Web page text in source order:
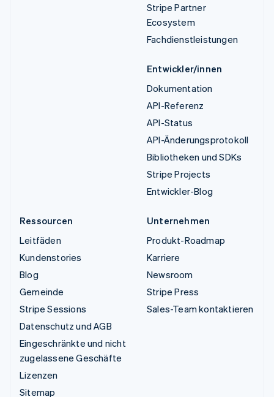
Stripe Partner
Ecosystem
Fachdienstleistungen
Entwickler/innen
Dokumentation
API-Referenz
API-Status
API-Änderungsprotokoll
Bibliotheken und SDKs
Stripe Projects
Entwickler-Blog
Ressourcen
Leitfäden
Kundenstories
Blog
Gemeinde
Stripe Sessions
Datenschutz und AGB
Eingeschränkte und nicht
zugelassene Geschäfte
Lizenzen
Sitemap
Unternehmen
Produkt-Roadmap
Karriere
Newsroom
Stripe Press
Sales-Team kontaktieren